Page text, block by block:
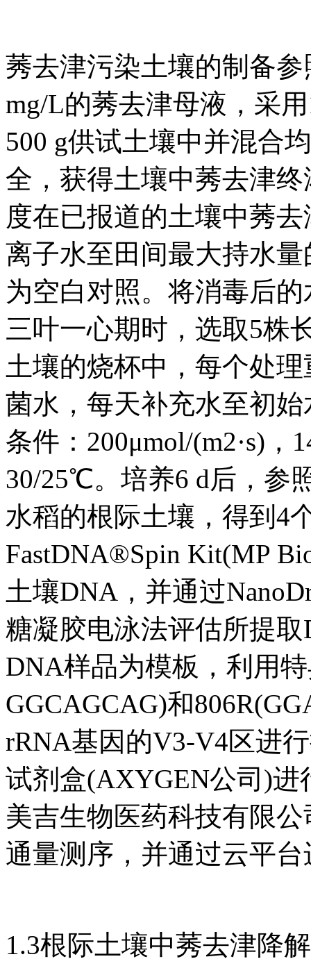
莠去津污染土壤的制备
mg/L的莠去津母液，采
500 g供试土壤中并混合
全，获得土壤中莠去津
度在已报道的土壤中莠
离子水至田间最大持水
为空白对照。将消毒后
三叶一心期时，选取5株
土壤的烧杯中，每个处
菌水，每天补充水至初
条件：200μmol/(m2·s)
30/25℃。培养6 d后，参
水稻的根际土壤，得到4
FastDNA®Spin Kit(MP
土壤DNA，并通过
糖凝胶电泳法评估所提
DNA样品为模板，利用
GGCAGCAG)和
rRNA基因的V3-V4区进
试剂盒(AXYGEN公司)
美吉生物医药科技有限
通量测序，并通过云平
1.3根际土壤中莠去津降